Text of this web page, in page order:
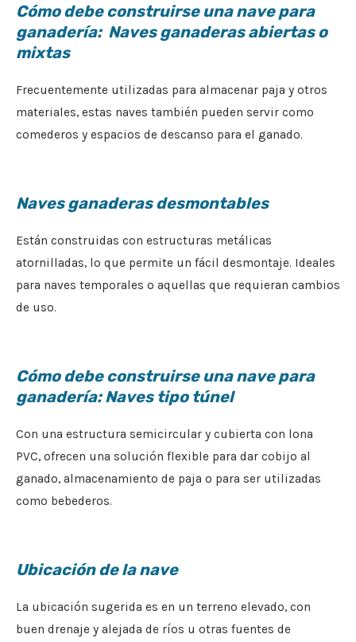
Cómo debe construirse una nave para
ganadería: Naves ganaderas abiertas o
mixtas
Frecuentemente utilizadas para almacenar paja y otros
materiales, estas naves también pueden servir como
comederos y espacios de descanso para el ganado.
Naves ganaderas desmontables
Están construidas con estructuras metálicas
atornilladas, lo que permite un fácil desmontaje. Ideales
para naves temporales o aquellas que requieran cambios
de uso.
Cómo debe construirse una nave para
ganadería: Naves tipo túnel
Con una estructura semicircular y cubierta con lona
PVC, ofrecen una solución flexible para dar cobijo al
ganado, almacenamiento de paja o para ser utilizadas
como bebederos.
Ubicación de la nave
La ubicación sugerida es en un terreno elevado, con
buen drenaje y alejada de ríos u otras fuentes de